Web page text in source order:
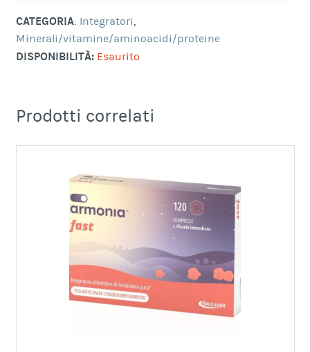
CATEGORIA: Integratori,
Minerali/vitamine/aminoacidi/proteine
DISPONIBILITÀ: Esaurito
Prodotti correlati